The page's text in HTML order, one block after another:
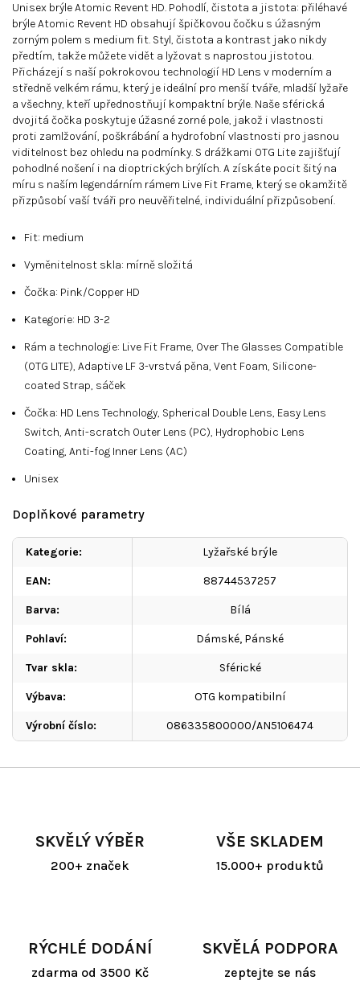
SKVĚLÝ VÝBĚR
200+ značek
VŠE SKLADEM
15.000+ produktů
RÝCHLÉ DODÁNÍ
zdarma od 3500 Kč
SKVĚLÁ PODPORA
zeptejte se nás
Unisex brýle Atomic Revent HD. Pohodlí, čistota a jistota: přiléhavé
brýle Atomic Revent HD obsahují špičkovou čočku s úžasným
zorným polem s medium fit. Styl, čistota a kontrast jako nikdy
předtím, takže můžete vidět a lyžovat s naprostou jistotou.
Přicházejí s naší pokrokovou technologií HD Lens v moderním a
středně velkém rámu, který je ideální pro menší tváře, mladší lyžaře
a všechny, kteří upřednostňují kompaktní brýle. Naše sférická
dvojitá čočka poskytuje úžasné zorné pole, jakož i vlastnosti
proti zamlžování, poškrábání a hydrofobní vlastnosti pro jasnou
viditelnost bez ohledu na podmínky. S drážkami OTG Lite zajišťují
pohodlné nošení i na dioptrických brýlích. A získáte pocit šitý na
míru s naším legendárním rámem Live Fit Frame, který se okamžitě
přizpůsobí vaší tváři pro neuvěřitelné, individuální přizpůsobení.
Fit: medium
Vyměnitelnost skla: mírně složitá
Čočka: Pink/Copper HD
Kategorie: HD 3-2
Rám a technologie: Live Fit Frame, Over The Glasses Compatible
(OTG LITE), Adaptive LF 3-vrstvá pěna, Vent Foam, Silicone-
coated Strap, sáček
Čočka: HD Lens Technology, Spherical Double Lens, Easy Lens
Switch, Anti-scratch Outer Lens (PC), Hydrophobic Lens
Coating, Anti-fog Inner Lens (AC)
Unisex
Doplňkové parametry
Kategorie: Lyžařské brýle
EAN: 88744537257
Barva: Bílá
Pohlaví: Dámské, Pánské
Tvar skla: Sférické
Výbava: OTG kompatibilní
Výrobní číslo: 086335800000/AN5106474